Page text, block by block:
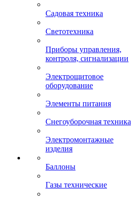
Садовая техника
Светотехника
Приборы управления,
контроля, сигнализации
Электрощитовое
оборудование
Элементы питания
Снегоуборочная техника
Электромонтажные
изделия
Баллоны
Газы технические